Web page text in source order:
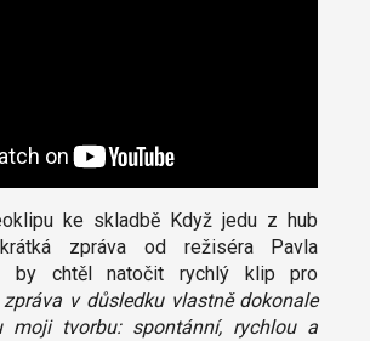
ke skladbě Když jedu z hub
zpráva od režiséra Pavla
by chtěl natočit rychlý klip pro
zpráva v důsledku vlastně dokonale
moji tvorbu: spontánní, rychlou a